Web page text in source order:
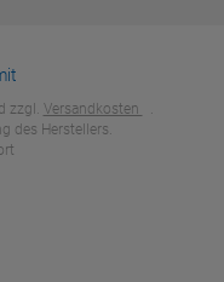
zzgl. Versandkosten .
des Herstellers.